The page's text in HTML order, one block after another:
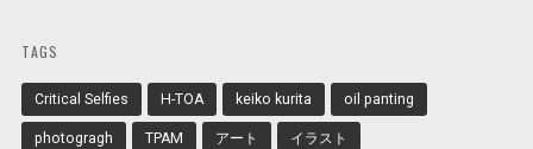
TAGS
Critical Selfies H-TOA keiko kurita oil panting
photogragh TPAM アート イラスト